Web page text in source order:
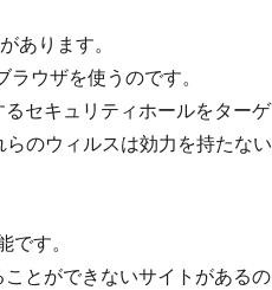
あります。
ウザを使うのです。
セキュリティホールをターゲ
のウィルスは効力を持たない
です。
とができないサイトがあるの